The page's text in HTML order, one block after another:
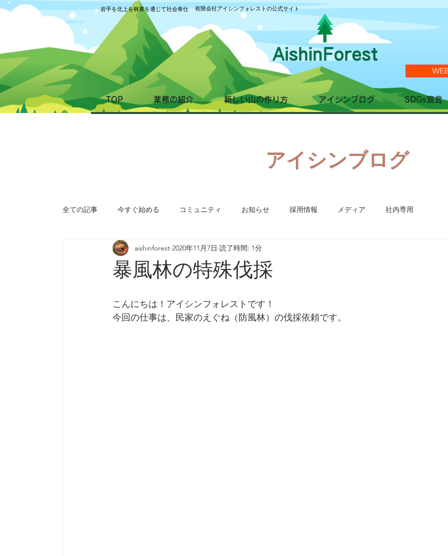
岩手を北上を林業を通じて社会奉仕 有限会社アイシンフォレストの公式サイト
TOP 業務の紹介 新しい山の作り方 アイシンブログ SDGs宣言
​アイシンブログ
全ての記事 今すぐ始める コミュニティ お知らせ 採用情報 メディア 社内専用
暴風林の特殊伐採
aishinforest 2020年11月7日 読了時間: 1分
こんにちは！アイシンフォレストです！
今回の仕事は、民家のえぐね（防風林）の伐採依頼です。